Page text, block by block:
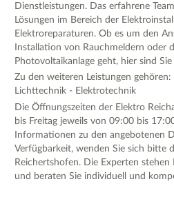
Dienstleistungen. Das erfahrene
Lösungen im Bereich der
Elektroreparaturen. Ob es um den
Installation von Rauchmeldern oder
Photovoltaikanlage geht, hier sind
Zu den weiteren Leistungen
Lichttechnik - Elektrotechnik
Die Öffnungszeiten der Elektro
bis Freitag jeweils von 09:00 bis
Informationen zu den angebotenen
Verfügbarkeit, wenden Sie sich bitte
Reichertshofen. Die Experten stehen
und beraten Sie individuell und